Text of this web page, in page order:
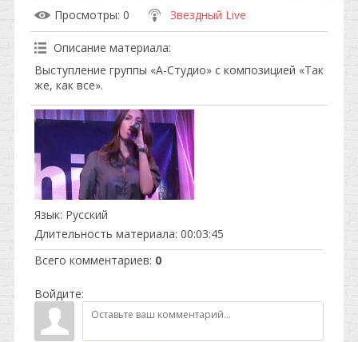
Просмотры: 0 Звездный Live
Описание материала:
Выступление группы «А-Cтудио» с композицией «Так
же, как все».
Язык: Русский
Длительность материала: 00:03:45
Всего комментариев: 0
Войдите: